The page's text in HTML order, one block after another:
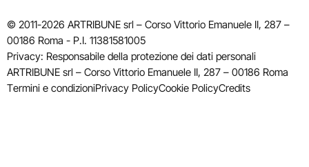
© 2011-2026 ARTRIBUNE srl – Corso Vittorio Emanuele II, 287 –
00186 Roma - P.I. 11381581005
Privacy: Responsabile della protezione dei dati personali
ARTRIBUNE srl – Corso Vittorio Emanuele II, 287 – 00186 Roma
Termini e condizioniPrivacy PolicyCookie PolicyCredits